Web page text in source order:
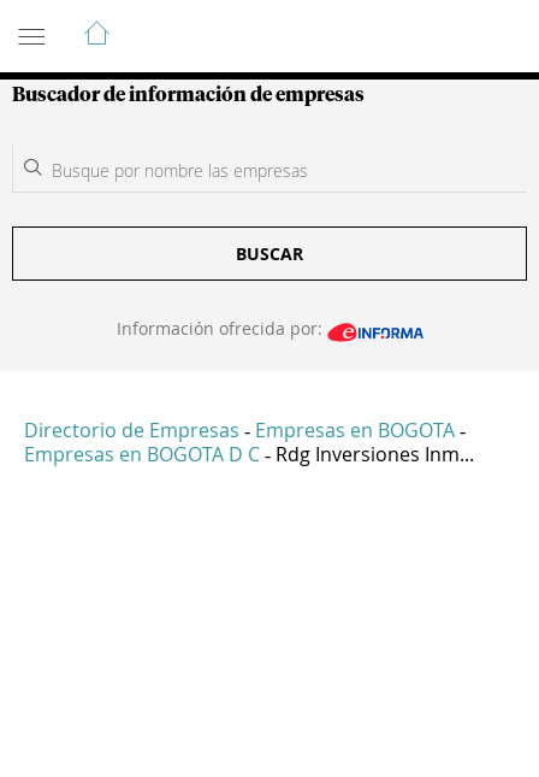
Guía de Empresas Colombianas
Buscador de información de empresas
BUSCAR
Información ofrecida por:
Directorio de Empresas - Empresas en BOGOTA -
Empresas en BOGOTA D C - Rdg Inversiones Inm...